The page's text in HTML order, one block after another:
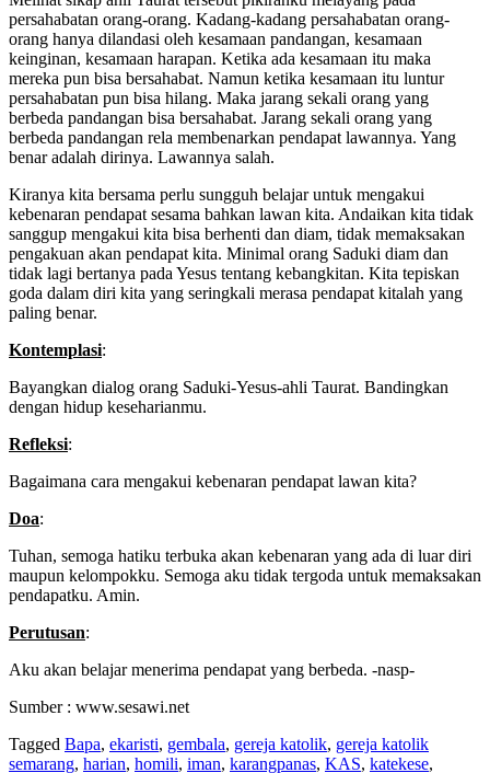
persahabatan orang-orang. Kadang-kadang persahabatan orang-
orang hanya dilandasi oleh kesamaan pandangan, kesamaan
keinginan, kesamaan harapan. Ketika ada kesamaan itu maka
mereka pun bisa bersahabat. Namun ketika kesamaan itu luntur
persahabatan pun bisa hilang. Maka jarang sekali orang yang
berbeda pandangan bisa bersahabat. Jarang sekali orang yang
berbeda pandangan rela membenarkan pendapat lawannya. Yang
benar adalah dirinya. Lawannya salah.
Kiranya kita bersama perlu sungguh belajar untuk mengakui
kebenaran pendapat sesama bahkan lawan kita. Andaikan kita tidak
sanggup mengakui kita bisa berhenti dan diam, tidak memaksakan
pengakuan akan pendapat kita. Minimal orang Saduki diam dan
tidak lagi bertanya pada Yesus tentang kebangkitan. Kita tepiskan
goda dalam diri kita yang seringkali merasa pendapat kitalah yang
paling benar.
Kontemplasi:
Bayangkan dialog orang Saduki-Yesus-ahli Taurat. Bandingkan
dengan hidup keseharianmu.
Refleksi:
Bagaimana cara mengakui kebenaran pendapat lawan kita?
Doa:
Tuhan, semoga hatiku terbuka akan kebenaran yang ada di luar diri
maupun kelompokku. Semoga aku tidak tergoda untuk memaksakan
pendapatku. Amin.
Perutusan:
Aku akan belajar menerima pendapat yang berbeda. -nasp-
Sumber : www.sesawi.net
Tagged Bapa, ekaristi, gembala, gereja katolik, gereja katolik
semarang, harian, homili, iman, karangpanas, KAS, katekese,